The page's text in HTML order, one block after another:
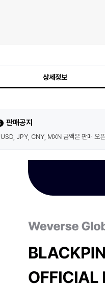
상세정보
판매공지
USD, JPY, CNY, MXN 금액은 판매 오